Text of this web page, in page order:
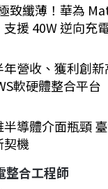
致纖薄！華為
援 40W 逆向充
營收、獲利創新
軟硬體整合平台
半導體介面瓶頸
契機
整合工程師